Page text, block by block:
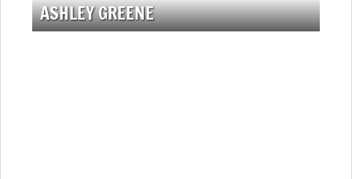
ASHLEY GREENE